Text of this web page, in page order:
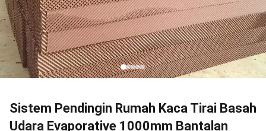
Sistem Pendingin Rumah Kaca Tirai Basah
Udara Evaporative 1000mm Bantalan